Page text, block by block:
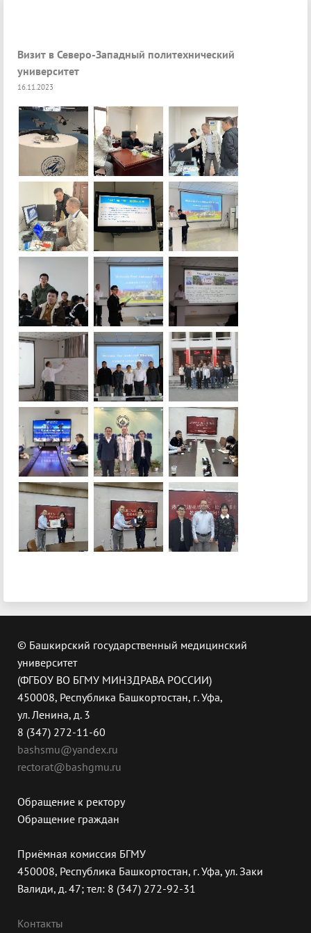
Визит в Северо-Западный политехнический
университет
16.11.2023
© Башкирский государственный медицинский
университет
(ФГБОУ ВО БГМУ МИНЗДРАВА РОССИИ)
450008, Республика Башкортостан, г. Уфа,
ул. Ленина, д. 3
8 (347) 272-11-60
bashsmu@yandex.ru
rectorat@bashgmu.ru
Обращение к ректору
Обращение граждан
Приёмная комиссия БГМУ
450008, Республика Башкортостан, г. Уфа, ул. Заки
Валиди, д. 47; тел: 8 (347) 272-92-31
Контакты